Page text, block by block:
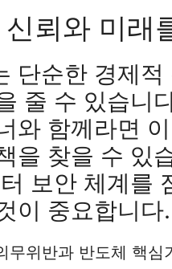
뢰와 미래
단순한 경제
줄 수 있습니
와 함께라면
을 찾을 수 있
보안 체계를
이 중요합니다.
위반과 반도체 핵심